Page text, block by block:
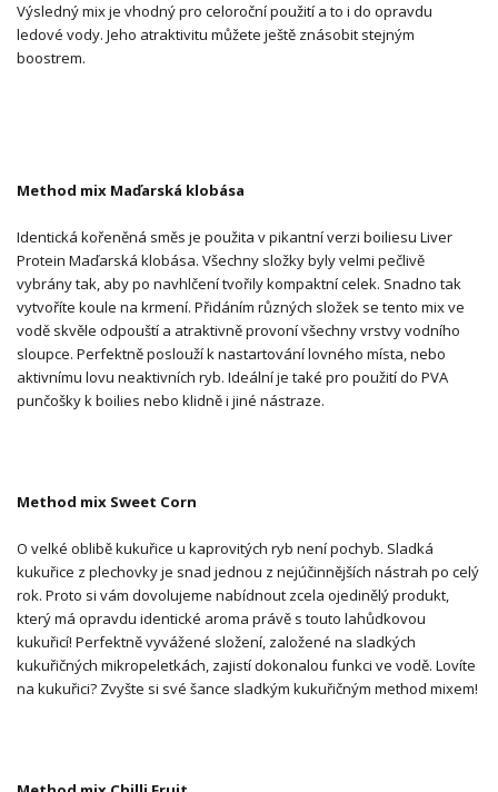
Výsledný mix je vhodný pro celoroční použití a to i do opravdu
ledové vody. Jeho atraktivitu můžete ještě znásobit stejným
boostrem.
Method mix Maďarská klobása
Identická kořeněná směs je použita v pikantní verzi boiliesu Liver
Protein Maďarská klobása. Všechny složky byly velmi pečlivě
vybrány tak, aby po navhlčení tvořily kompaktní celek. Snadno tak
vytvoříte koule na krmení. Přidáním různých složek se tento mix ve
vodě skvěle odpouští a atraktivně provoní všechny vrstvy vodního
sloupce. Perfektně poslouží k nastartování lovného místa, nebo
aktivnímu lovu neaktivních ryb. Ideální je také pro použití do PVA
punčošky k boilies nebo klidně i jiné nástraze.
Method mix Sweet Corn
O velké oblibě kukuřice u kaprovitých ryb není pochyb. Sladká
kukuřice z plechovky je snad jednou z nejúčinnějších nástrah po celý
rok. Proto si vám dovolujeme nabídnout zcela ojedinělý produkt,
který má opravdu identické aroma právě s touto lahůdkovou
kukuřicí! Perfektně vyvážené složení, založené na sladkých
kukuřičných mikropeletkách, zajistí dokonalou funkci ve vodě. Lovíte
na kukuřici? Zvyšte si své šance sladkým kukuřičným method mixem!